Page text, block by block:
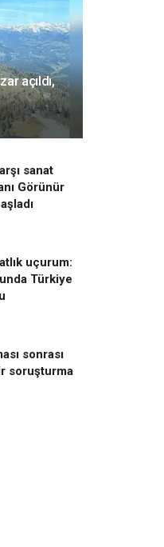
açıldı,
sanat
Görünür
uçurum:
Türkiye
sonrası
soruşturma